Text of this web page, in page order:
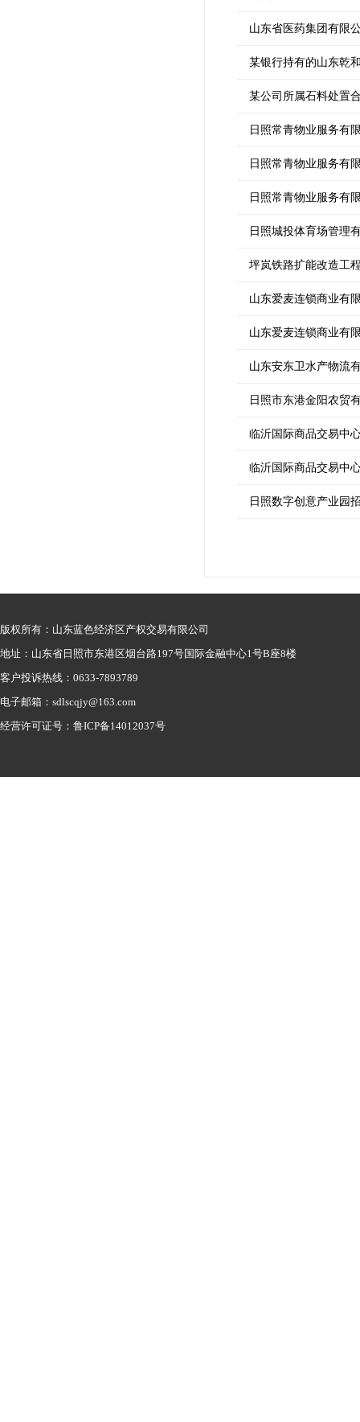
山东省医药集团有限
某银行持有的山东乾
某公司所属石料处置
日照常青物业服务有
日照常青物业服务有
日照常青物业服务有
日照城投体育场管理
坪岚铁路扩能改造工
山东爱麦连锁商业有
山东爱麦连锁商业有
山东安东卫水产物流
日照市东港金阳农贸
临沂国际商品交易中
临沂国际商品交易中
日照数字创意产业园
版权所有：山东蓝色经济区产权交易有限公司
地址：山东省日照市东港区烟台路197号国际金融中心1号B座8楼
客户投诉热线：0633-7893789
电子邮箱：sdlscqjy@163.com
经营许可证号：鲁ICP备14012037号